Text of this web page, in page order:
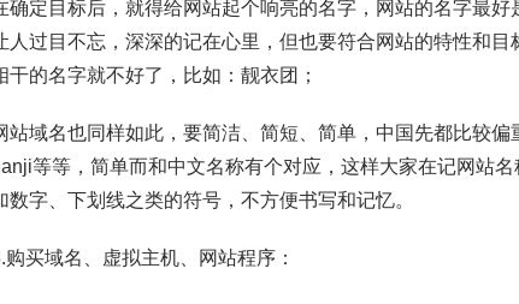
确定目标后，就得给网站起个响亮的名字，网站的名字最
人过目不忘，深深的记在心里，但也要符合网站的特性和
干的名字就不好了，比如：靓衣团；
站域名也同样如此，要简洁、简短、简单，中国先都比较偏
等等，简单而和中文名称有个对应，这样大家在记网站
数字、下划线之类的符号，不方便书写和记忆。
购买域名、虚拟主机、网站程序：